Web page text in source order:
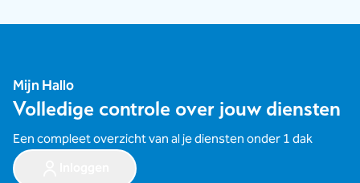
Mijn Hallo
Volledige controle over jouw diensten
Een compleet overzicht van al je diensten onder 1 dak